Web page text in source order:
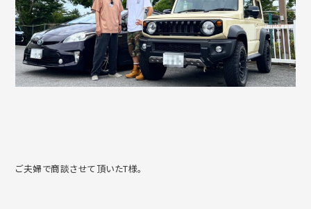
ご夫婦で商談させて頂いたT様。